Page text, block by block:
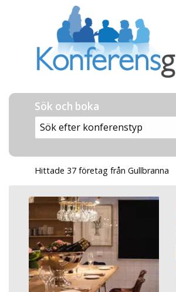
Sök och boka
Hittade 37 företag från Gullbranna